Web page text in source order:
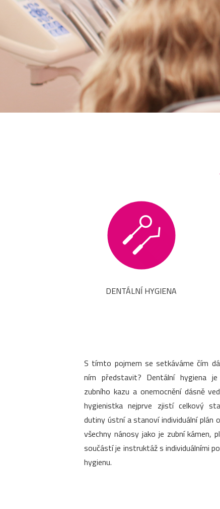
DENTÁLNÍ HYGIENA
S tímto pojmem se setkáváme čím
ním představit? Dentální hygiena
zubního kazu a onemocnění dásně
hygienistka nejprve zjistí celkový
dutiny ústní a stanoví individuální plán
všechny nánosy jako je zubní kámen,
součástí je instruktáž s individuálními
hygienu.